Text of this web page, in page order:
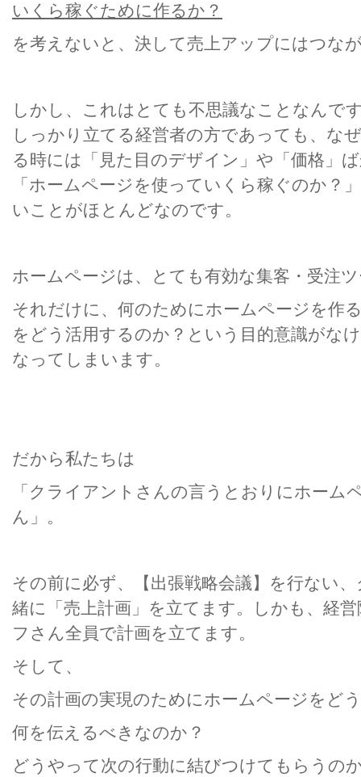
いくら稼ぐために作るか？
を考えないと、決して売上アップにはつな
しかし、これはとても不思議なことなんで
しっかり立てる経営者の方であっても、な
る時には「見た目のデザイン」や「価格」
「ホームページを使っていくら稼ぐのか？
いことがほとんどなのです。
ホームページは、とても有効な集客・受注
それだけに、何のためにホームページを作
をどう活用するのか？という目的意識がな
なってしまいます。
だから私たちは
「クライアントさんの言うとおりにホーム
ん」。
その前に必ず、【出張戦略会議】を行ない
緒に「売上計画」を立てます。しかも、経
フさん全員で計画を立てます。
そして、
その計画の実現のためにホームページをど
何を伝えるべきなのか？
どうやって次の行動に結びつけてもらうの